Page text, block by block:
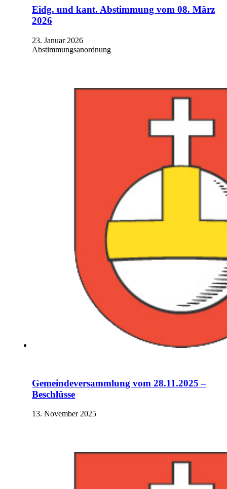
Eidg. und kant. Abstimmung vom 08. März
2026
23. Januar 2026
Abstimmungsanordnung
Gemeindeversammlung vom 28.11.2025 –
Beschlüsse
13. November 2025